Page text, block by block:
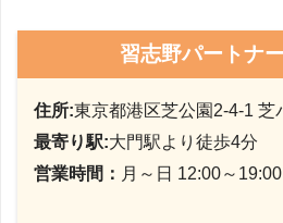
習志野パートナ
住所:東京都港区芝公園2-4-1 芝
最寄り駅:大門駅より徒歩4分
営業時間： 月～日 12:00～